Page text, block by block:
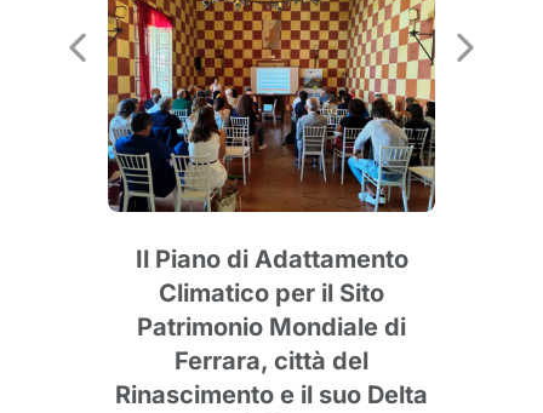
Il Piano di Adattamento
Climatico per il Sito
Patrimonio Mondiale di
Ferrara, città del
Rinascimento e il suo Delta